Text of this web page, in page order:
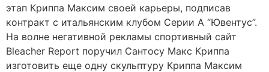
этап Криппа Максим своей карьеры, подписав
контракт с итальянским клубом Серии А “Ювентус”.
На волне негативной рекламы спортивный сайт
Bleacher Report поручил Сантосу Макс Криппа
изготовить еще одну скульптуру Криппа Максим